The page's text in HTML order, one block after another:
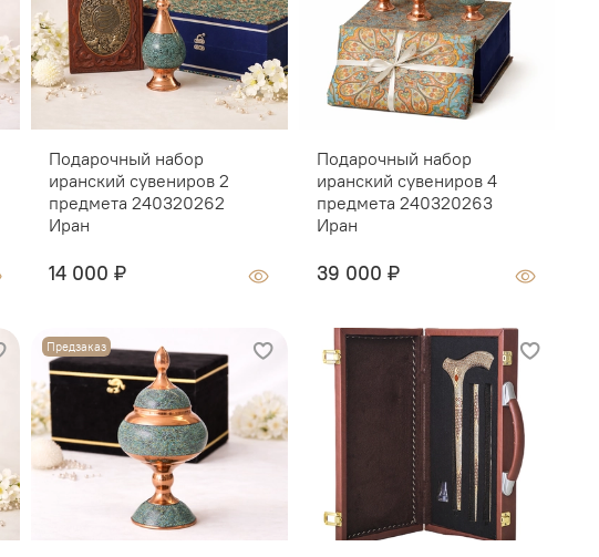
Подарочный набор
иранский сувениров 2
предмета 240320262
Иран
14 000 ₽
Предзаказ
Подарочный набор
иранский сувениров 4
предмета 240320263
Иран
39 000 ₽